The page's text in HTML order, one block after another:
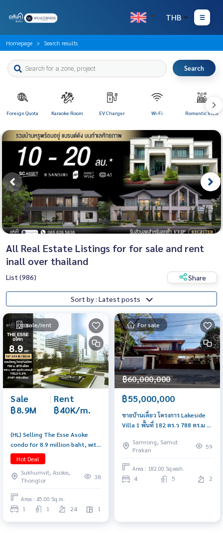
THB
Homepage Search results
Search
Foreign Quota Karaoke Room EV Charger Wi-Fi Romantic View
All Real Estate Listings for for sale and rent
inall over thailand
List (986) Share
Sort by : Latest posts
sale/rent
Sale
฿8.9M
| Rent
฿40K/m.
(HL) Selling The Esse Asoke
condo for 8.9 million baht, with
tenant paying 40,000
baht/month.
Hot Deal
Sukhumvit, Asoke,
Thonglor
38
Area : 45.00 Sq.m.
1 1 24 1
For sale
฿60,000,000
฿55,000,000
ขายบ้านเดี่ยว โครงการ Lakeside
Villa 1 พื้นที่ 182 ตร.ว 788 ตร.ม 4
Samrong, Samut
Prakan
59
Area : 182.00 Sq.wah.
4 5 2